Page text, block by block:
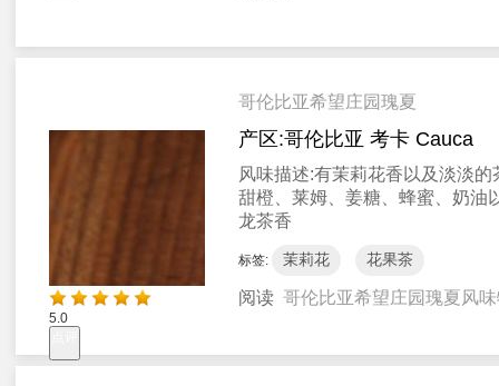
5.0
哥伦比亚希望庄园瑰夏
产区:哥伦比亚 考卡 Cauca
风味描述:有茉莉花香以及淡淡的
甜橙、莱姆、姜糖、蜂蜜、奶油
龙茶香
标签: 茉莉花 花果茶
阅读 哥伦比亚希望庄园瑰夏风